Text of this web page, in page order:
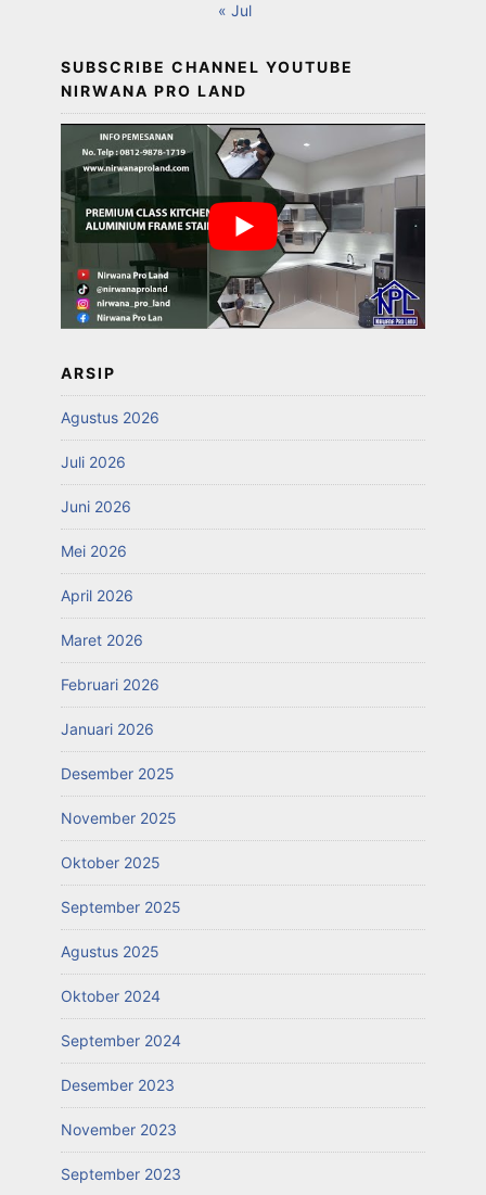
« Jul
SUBSCRIBE CHANNEL YOUTUBE
NIRWANA PRO LAND
ARSIP
Agustus 2026
Juli 2026
Juni 2026
Mei 2026
April 2026
Maret 2026
Februari 2026
Januari 2026
Desember 2025
November 2025
Oktober 2025
September 2025
Agustus 2025
Oktober 2024
September 2024
Desember 2023
November 2023
September 2023